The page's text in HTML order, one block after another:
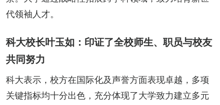
代领袖人才。
科大校长叶玉如：印证了全校师生、职员与校友
共同努力
科大表示，校方在国际化及声誉方面表现卓越，多项
关键指标均十分出色，充分体现了大学致力建立多元